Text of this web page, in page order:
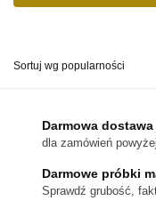
Darmowa dostawa
dla zamówień
Darmowe próbki
Sprawdź grubość,